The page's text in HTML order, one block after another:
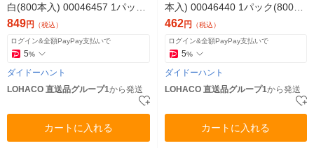
白(800本入) 00046457 1パック
(800本)（直送品）
849円 （税込）
ログイン&全額PayPay支払いで
5%
ダイドーハント
LOHACO 直送品グループ1から発送
カートに入れる
本入) 00046440 1パック(800本)
（直送品）
462円 （税込）
ログイン&全額PayPay支払いで
5%
ダイドーハント
LOHACO 直送品グループ1から発送
カートに入れる